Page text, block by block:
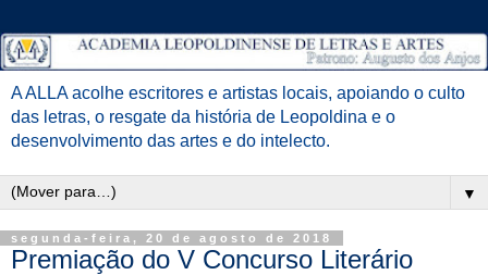
A ALLA acolhe escritores e artistas locais, apoiando o culto
das letras, o resgate da história de Leopoldina e o
desenvolvimento das artes e do intelecto.
▼
segunda-feira, 20 de agosto de 2018
Premiação do V Concurso Literário